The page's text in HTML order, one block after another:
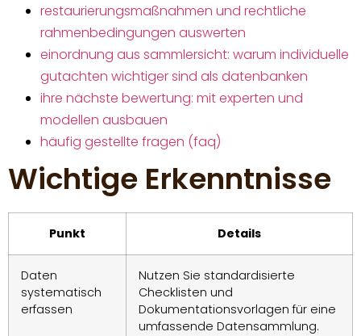
restaurierungsmaßnahmen und rechtliche
rahmenbedingungen auswerten
einordnung aus sammlersicht: warum individuelle
gutachten wichtiger sind als datenbanken
ihre nächste bewertung: mit experten und
modellen ausbauen
häufig gestellte fragen (faq)
Wichtige Erkenntnisse
Punkt Details
Daten
systematisch
erfassen
Nutzen Sie standardisierte
Checklisten und
Dokumentationsvorlagen für eine
umfassende Datensammlung.